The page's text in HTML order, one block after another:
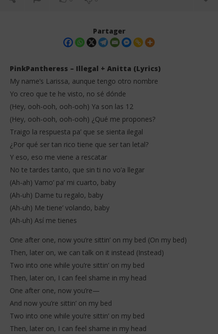
NOW VIEWING
PinkPantheress – Illegal + Anitta (Lyrics)
janvier
2026
Stone
Partager
PinkPantheress – Illegal + Anitta (Lyrics)
My name’s Larissa, aunque tengo otro nombre
Yo creo que te he visto, no sé dónde
(Hey, ooh-ooh, ooh-ooh) Ya son las 12
(Hey, ooh-ooh, ooh-ooh) ¿Qué me propones?
Traigo la respuesta pa’ que se sienta ilegal
¿Por qué ser tan rico tiene que ser tan letal?
Y eso, eso me viene a rescatar
No te tardes tanto, que sin ti no vo’a llegar
(Ah-ah) Vamo’ pa’ mi cuarto, baby
(Ah-uh) Dame tu regalo, baby
(Ah-uh) Me tiene’ volando, baby
(Ah-uh) Así me tienes
One after one, now you’re sittin’ on my bed (On my bed)
Then, later on, we can talk on it instead (Instead)
Two into one while you’re sittin’ on my bed
Then, later on, I can feel shame in my head
One after one, now you’re—
And now you’re sittin’ on my bed
Two into one while you’re sittin’ on my bed
Then, later on, I can feel shame in my head